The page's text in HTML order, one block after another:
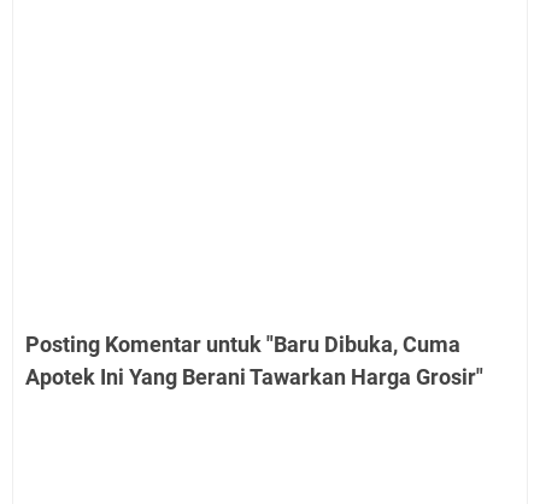
Posting Komentar untuk "Baru Dibuka, Cuma
Apotek Ini Yang Berani Tawarkan Harga Grosir"